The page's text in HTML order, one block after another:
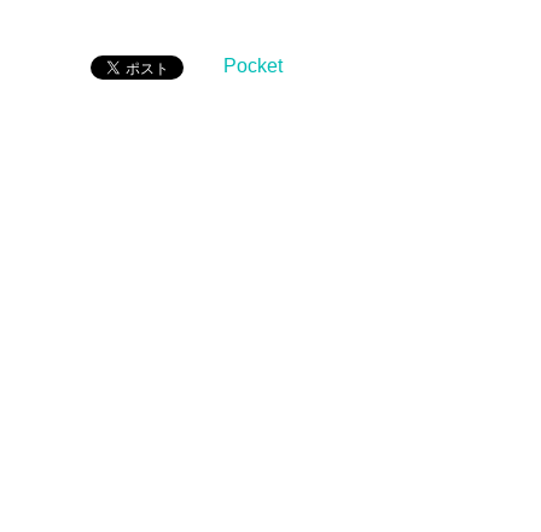
Pocket